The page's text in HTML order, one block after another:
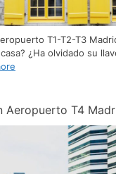
T1-T2-T3
¿Ha olvidado su
Aeropuerto T4